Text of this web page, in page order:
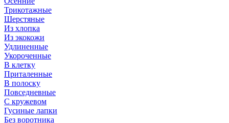
Трикотажные
Шерстяные
Из хлопка
Из экокожи
Удлиненные
Укороченные
В клетку
Приталенные
В полоску
Повседневные
С кружевом
Гусиные лапки
Без воротника